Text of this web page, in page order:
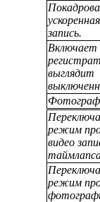
запись.
Включает
выглядит
режим
видео
режим